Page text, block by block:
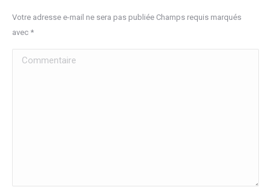
Votre adresse e-mail ne sera pas publiée Champs requis marqués
avec *
Commentaire